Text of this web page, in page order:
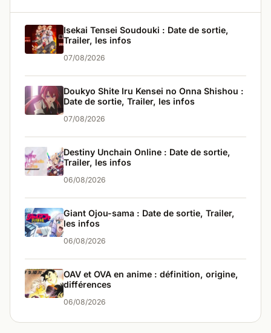
Isekai Tensei Soudouki : Date de sortie,
Trailer, les infos
07/08/2026
Doukyo Shite Iru Kensei no Onna Shishou :
Date de sortie, Trailer, les infos
07/08/2026
Destiny Unchain Online : Date de sortie,
Trailer, les infos
06/08/2026
Giant Ojou-sama : Date de sortie, Trailer,
les infos
06/08/2026
OAV et OVA en anime : définition, origine,
différences
06/08/2026